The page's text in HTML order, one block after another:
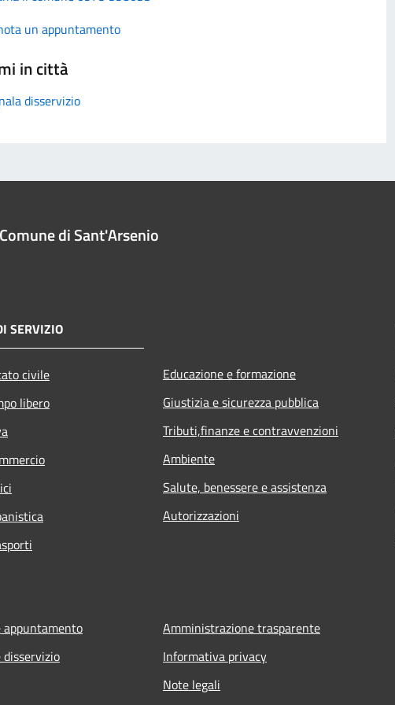
un appuntamento
in città
disservizio
Comune di Sant'Arsenio
SERVIZIO
civile
libero
Educazione e formazione
Giustizia e sicurezza pubblica
Tributi,finanze e contravvenzioni
Ambiente
Salute, benessere e assistenza
Autorizzazioni
appuntamento
disservizio
Amministrazione trasparente
Informativa privacy
Note legali